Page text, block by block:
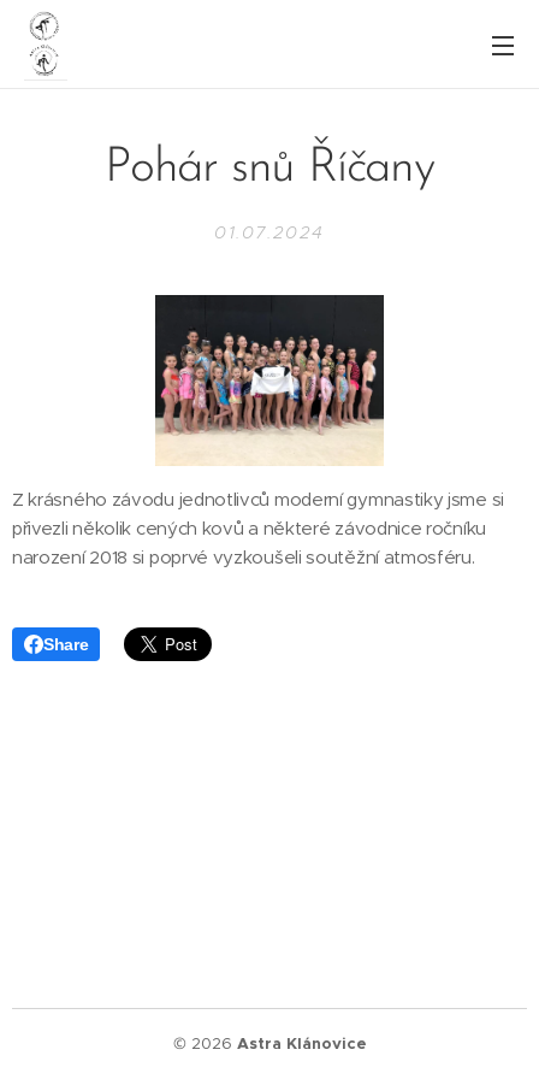
Pohár snů Říčany
01.07.2024
Z krásného závodu jednotlivců moderní gymnastiky jsme si
přivezli několik cených kovů a některé závodnice ročníku
narození 2018 si poprvé vyzkoušeli soutěžní atmosféru.
Share
© 2026 Astra Klánovice